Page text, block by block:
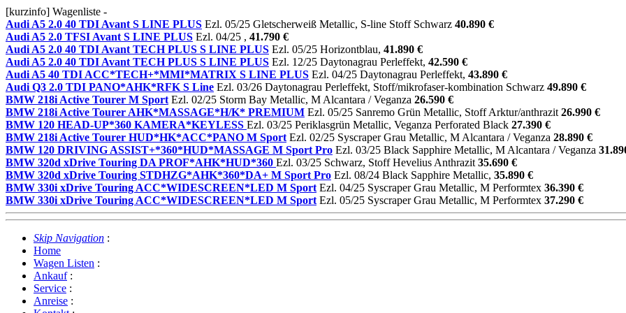
[kurzinfo] Wagenliste -
Audi A5 2.0 40 TDI Avant S LINE PLUS Ezl. 05/25 Gletscherweiß Metallic, S-line Stoff Schwarz 40.890 €
Audi A5 2.0 TFSI Avant S LINE PLUS Ezl. 04/25 , 41.790 €
Audi A5 2.0 40 TDI Avant TECH PLUS S LINE PLUS Ezl. 05/25 Horizontblau, 41.890 €
Audi A5 2.0 40 TDI Avant TECH PLUS S LINE PLUS Ezl. 12/25 Daytonagrau Perleffekt, 42.590 €
Audi A5 40 TDI ACC*TECH+*MMI*MATRIX S LINE PLUS Ezl. 04/25 Daytonagrau Perleffekt, 43.890 €
Audi Q3 2.0 TDI PANO*AHK*RFK S Line Ezl. 03/26 Daytonagrau Perleffekt, Stoff/mikrofaser-kombination Schwarz 49.890 €
BMW 218i Active Tourer M Sport Ezl. 02/25 Storm Bay Metallic, M Alcantara / Veganza 26.590 €
BMW 218i Active Tourer AHK*MASSAGE*H/K* PREMIUM Ezl. 05/25 Sanremo Grün Metallic, Stoff Arktur/anthrazit 26.990 €
BMW 120 HEAD-UP*360 KAMERA*KEYLESS Ezl. 03/25 Periklasgrün Metallic, Veganza Perforated Black 27.390 €
BMW 218i Active Tourer HUD*HK*ACC*PANO M Sport Ezl. 02/25 Syscraper Grau Metallic, M Alcantara / Veganza 28.890 €
BMW 120 DRIVING ASSIST+*360*HUD*MASSAGE M Sport Pro Ezl. 03/25 Black Sapphire Metallic, M Alcantara / Veganza
BMW 320d xDrive Touring DA PROF*AHK*HUD*360 Ezl. 03/25 Schwarz, Stoff Hevelius Anthrazit 35.690 €
BMW 320d xDrive Touring STDHZG*AHK*360*DA+ M Sport Pro Ezl. 08/24 Black Sapphire Metallic, 35.890 €
BMW 330i xDrive Touring ACC*WIDESCREEN*LED M Sport Ezl. 04/25 Syscraper Grau Metallic, M Performtex 36.390 €
BMW 330i xDrive Touring ACC*WIDESCREEN*LED M Sport Ezl. 05/25 Syscraper Grau Metallic, M Performtex 37.290 €
Skip Navigation :
Home
Wagen Listen :
Ankauf:
Service :
Anreise :